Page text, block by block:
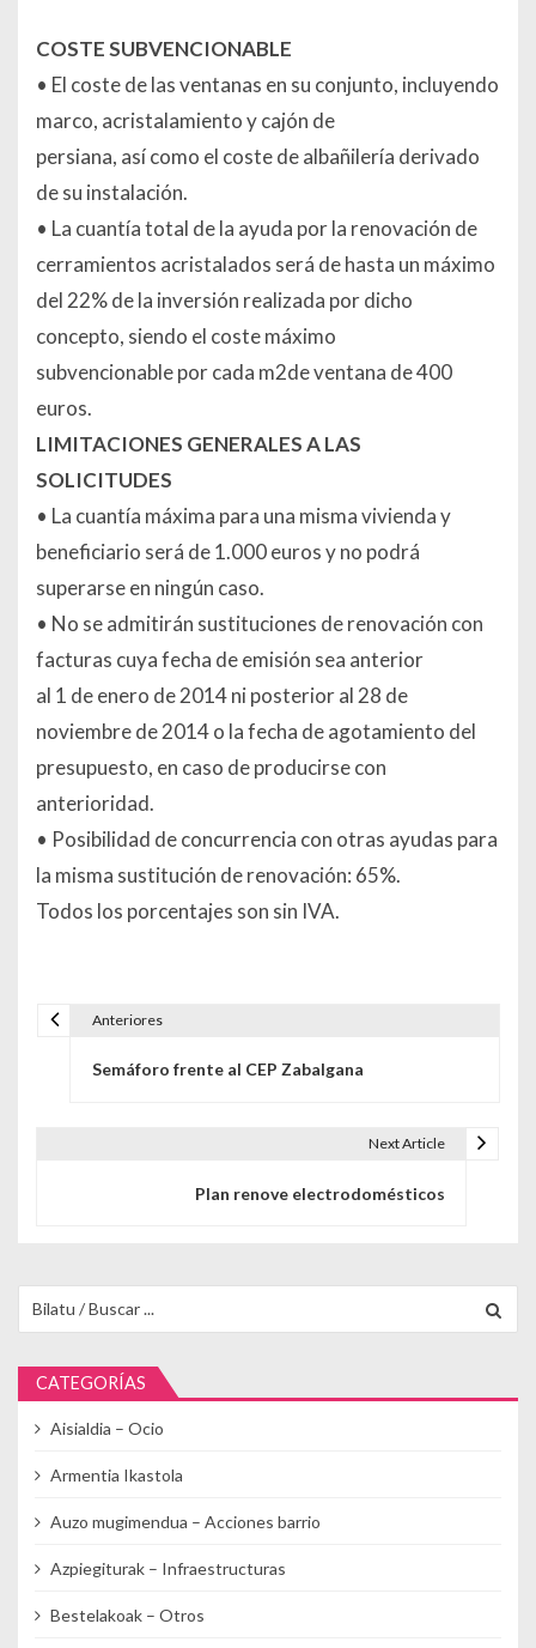
COSTE SUBVENCIONABLE
• El coste de las ventanas en su conjunto, incluyendo
marco, acristalamiento y cajón de
persiana, así como el coste de albañilería derivado
de su instalación.
• La cuantía total de la ayuda por la renovación de
cerramientos acristalados será de hasta un máximo
del 22% de la inversión realizada por dicho
concepto, siendo el coste máximo
subvencionable por cada m2de ventana de 400
euros.
LIMITACIONES GENERALES A LAS
SOLICITUDES
• La cuantía máxima para una misma vivienda y
beneficiario será de 1.000 euros y no podrá
superarse en ningún caso.
• No se admitirán sustituciones de renovación con
facturas cuya fecha de emisión sea anterior
al 1 de enero de 2014 ni posterior al 28 de
noviembre de 2014 o la fecha de agotamiento del
presupuesto, en caso de producirse con
anterioridad.
• Posibilidad de concurrencia con otras ayudas para
la misma sustitución de renovación: 65%.
Todos los porcentajes son sin IVA.
Anteriores
Semáforo frente al CEP Zabalgana
Next Article
Plan renove electrodomésticos
CATEGORÍAS
Aisialdia – Ocio
Armentia Ikastola
Auzo mugimendua – Acciones barrio
Azpiegiturak – Infraestructuras
Bestelakoak – Otros